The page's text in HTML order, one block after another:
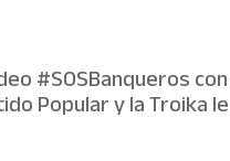
#SOSBanqueros
Popular y la Troika